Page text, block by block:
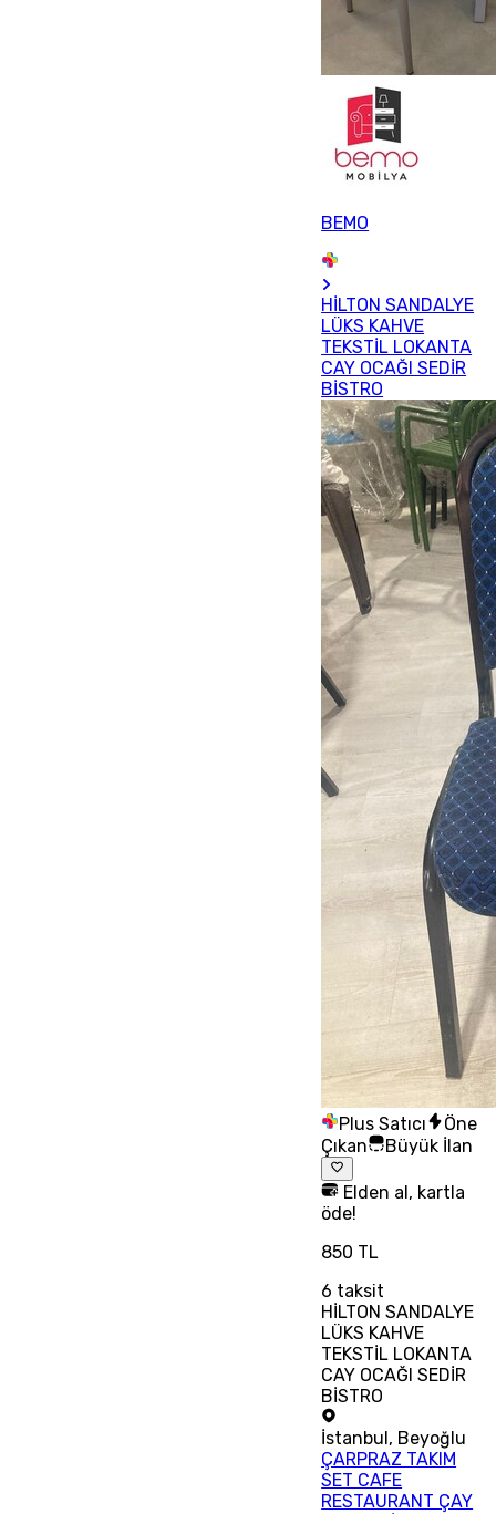
BEMO
HİLTON SANDALYE
LÜKS KAHVE
TEKSTİL LOKANTA
CAY OCAĞI SEDİR
BİSTRO
Plus Satıcı
Öne
Çıkan
Büyük İlan
Elden al, kartla
öde!
850 TL
6 taksit
HİLTON SANDALYE
LÜKS KAHVE
TEKSTİL LOKANTA
CAY OCAĞI SEDİR
BİSTRO
İstanbul , Beyoğlu
ÇARPRAZ TAKIM
SET CAFE
RESTAURANT ÇAY